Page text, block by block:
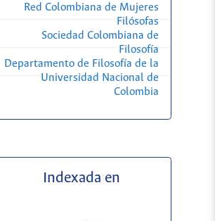
Red Colombiana de Mujeres
Filósofas
Sociedad Colombiana de
Filosofía
Departamento de Filosofía de la
Universidad Nacional de
Colombia
Indexada en